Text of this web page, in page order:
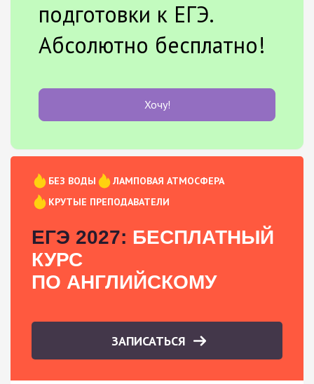
подготовки к ЕГЭ.
Абсолютно бесплатно!
Хочу!
БЕЗ ВОДЫ
ЛАМПОВАЯ АТМОСФЕРА
КРУТЫЕ ПРЕПОДАВАТЕЛИ
ЕГЭ 2027: БЕСПЛАТНЫЙ
КУРС
ПО АНГЛИЙСКОМУ
ЗАПИСАТЬСЯ